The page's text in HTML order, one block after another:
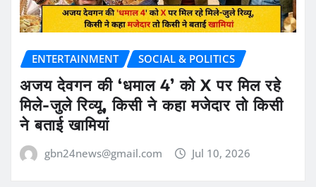
ENTERTAINMENT SOCIAL & POLITICS
अजय देवगन की ‘धमाल 4’ को X पर मिल रहे
मिले-जुले रिव्यू, किसी ने कहा मजेदार तो किसी
ने बताई खामियां
gbn24news@gmail.com Jul 10, 2026